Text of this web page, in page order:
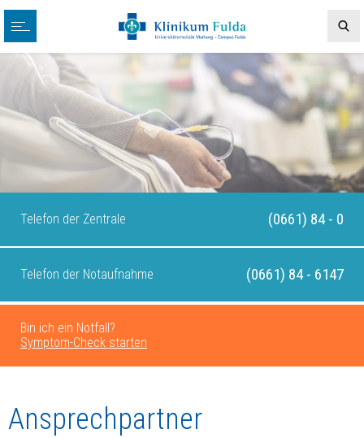
Telefon der Zentrale (0661) 84 - 0
Telefon der Notaufnahme (0661) 84 - 6147
Bin ich ein Notfall?
Symptom-Check starten
Ansprechpartner